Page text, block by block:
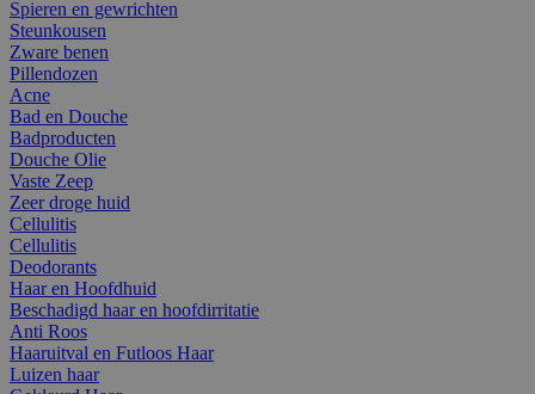
Spieren en gewrichten
Steunkousen
Zware benen
Pillendozen
Acne
Bad en Douche
Badproducten
Douche Olie
Vaste Zeep
Zeer droge huid
Cellulitis
Cellulitis
Deodorants
Haar en Hoofdhuid
Beschadigd haar en hoofdirritatie
Anti Roos
Haaruitval en Futloos Haar
Luizen haar